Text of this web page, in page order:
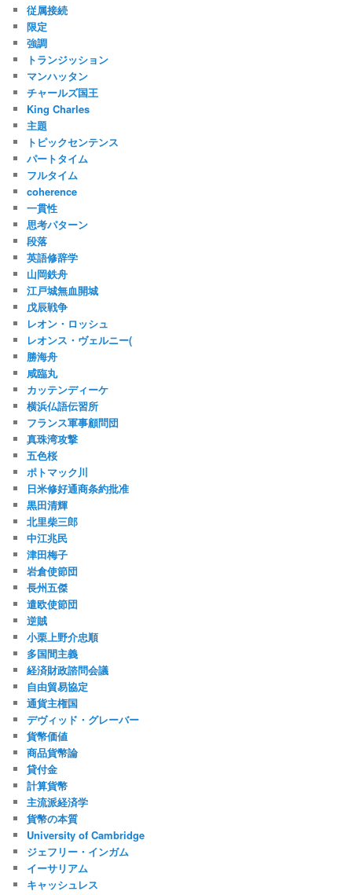
従属接続
限定
強調
トランジッション
マンハッタン
チャールズ国王
King Charles
主題
トピックセンテンス
パートタイム
フルタイム
coherence
一貫性
思考パターン
段落
英語修辞学
山岡鉄舟
江戸城無血開城
戊辰戦争
レオン・ロッシュ
レオンス・ヴェルニー(
勝海舟
咸臨丸
カッテンディーケ
横浜仏語伝習所
フランス軍事顧問団
真珠湾攻撃
五色桜
ポトマック川
日米修好通商条約批准
黒田清輝
北里柴三郎
中江兆民
津田梅子
岩倉使節団
長州五傑
遣欧使節団
逆賊
小栗上野介忠順
多国間主義
経済財政諮問会議
自由貿易協定
通貨主権国
デヴィッド・グレーバー
貨幣価値
商品貨幣論
貸付金
計算貨幣
主流派経済学
貨幣の本質
University of Cambridge
ジェフリー・インガム
イーサリアム
キャッシュレス